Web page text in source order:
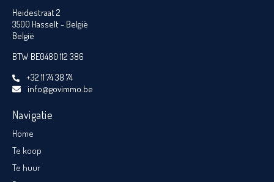
Heidestraat 2
3500 Hasselt - België
België
BTW BE0480 112 386
+32 11 74 38 74
info@govimmo.be
Navigatie
Home
Te koop
Te huur